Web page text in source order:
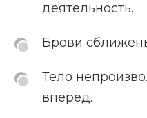
деятельность.
Брови
Тело
вперед.